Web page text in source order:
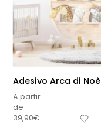
Adesivo Arca di Noè
À partir
de
39,90€